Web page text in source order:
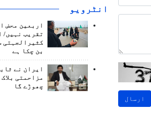
ارسال
انٹرويو
اربعین محض
تقریب نہیں/
کثیرالجہتی
بن چکا ہے
ایران نے
مزاحمتی
چھوڑے گا